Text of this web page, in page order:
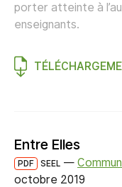
porter atteinte à
enseignants.
Entre Elles
PDF SEEL —
octobre 2019